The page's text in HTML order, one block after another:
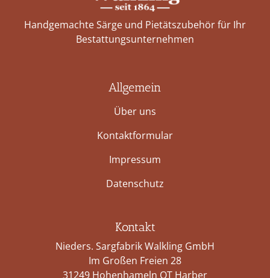
Handgemachte Särge und Pietätszubehör für Ihr
Bestattungs­unternehmen
Allgemein
Über uns
Kontaktformular
Impressum
Datenschutz
Kontakt
Nieders. Sargfabrik Walkling GmbH
Im Großen Freien 28
31249 Hohenhameln OT Harber